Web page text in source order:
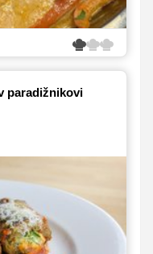
paradižnikovi